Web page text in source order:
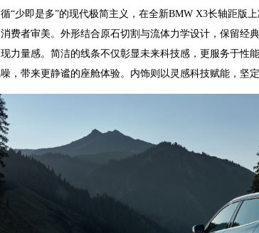
“少即是多”的现代极简主义，在全新BMW X3长轴距版
费者审美。外形结合原石切割与流体力学设计，保留经
力量感。简洁的线条不仅彰显未来科技感，更服务于性
，带来更静谧的座舱体验。内饰则以灵感科技赋能，坚